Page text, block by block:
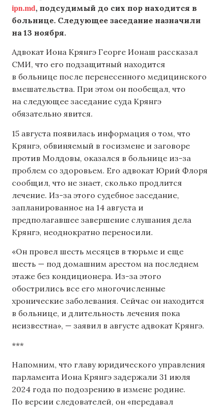
ipn.md, подсудимый до сих пор находится в
больнице. Следующее заседание назначили
на 13 ноября.
Адвокат Иона Крянгэ Георге Ионаш рассказал
СМИ, что его подзащитный находится
в больнице после перенесенного медицинского
вмешательства. При этом он пообещал, что
на следующее заседание суда Крянгэ
обязательно явится.
15 августа появилась информация о том, что
Крянгэ, обвиняемый в госизмене и заговоре
против Молдовы, оказался в больнице из-за
проблем со здоровьем. Его адвокат Юрий Флоря
сообщил, что не знает, сколько продлится
лечение. Из-за этого судебное заседание,
запланированное на 14 августа и
предполагавшее завершение слушания дела
Крянгэ, неоднократно переносили.
«Он провел шесть месяцев в тюрьме и еще
шесть — под домашним арестом на последнем
этаже без кондиционера. Из-за этого
обострились все его многочисленные
хронические заболевания. Сейчас он находится
в больнице, и длительность лечения пока
неизвестна», — заявил в августе адвокат Крянгэ.
***
Напомним, что главу юридического управления
парламента Иона Крянгэ задержали 31 июля
2024 года по подозрению в измене родине.
По версии следователей, он «передавал